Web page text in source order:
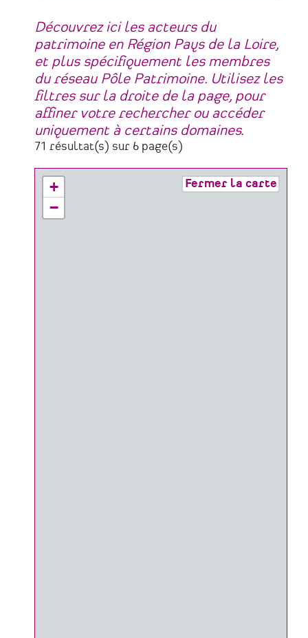
Découvrez ici les acteurs du
patrimoine en Région Pays de la Loire,
et plus spécifiquement les membres
du réseau Pôle Patrimoine. Utilisez les
filtres sur la droite de la page, pour
affiner votre rechercher ou accéder
uniquement à certains domaines.
71 résultat(s) sur 6 page(s)
Fermer la carte
+
−